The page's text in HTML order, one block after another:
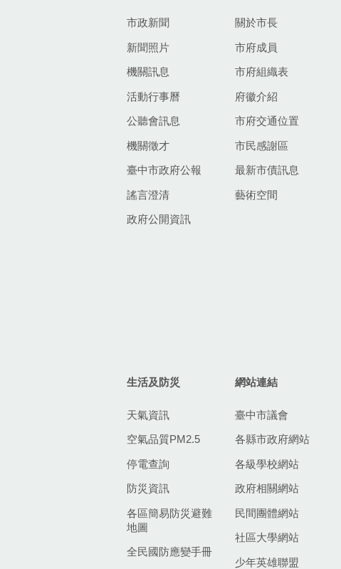
市政新聞
新聞照片
機關訊息
活動行事曆
公聽會訊息
機關徵才
臺中市政府公報
謠言澄清
政府公開資訊
關於市長
市府成員
市府組織表
府徽介紹
市府交通位置
市民感謝區
最新市債訊息
藝術空間
生活及防災
天氣資訊
空氣品質PM2.5
停電查詢
防災資訊
各區簡易防災避難
地圖
全民國防應變手冊
網站連結
臺中市議會
各縣市政府網站
各級學校網站
政府相關網站
民間團體網站
社區大學網站
少年英雄聯盟